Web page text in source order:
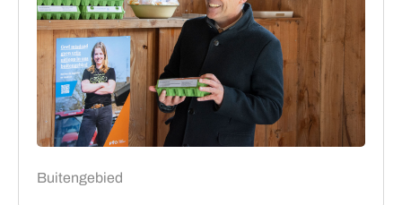
Buitengebied